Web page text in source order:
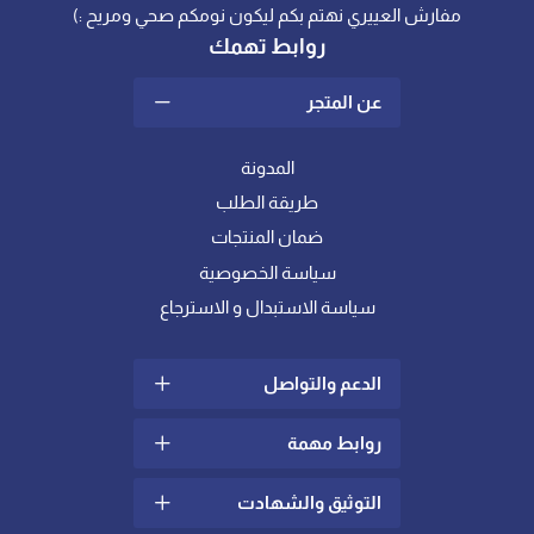
مفارش العييري نهتم بكم ليكون نومكم صحي ومريح :)
روابط تهمك
عن المتجر
المدونة
طريقة الطلب
ضمان المنتجات
سياسة الخصوصية
سياسة الاستبدال و الاسترجاع
الدعم والتواصل
سياسة الشحن والتوصيل
روابط مهمة
ما هو اللباد؟
التوثيق والشهادت